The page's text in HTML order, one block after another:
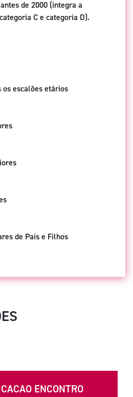
de 2000 (integra a
C e categoria D).
escalões etários
de Pais e Filhos
ENCONTRO